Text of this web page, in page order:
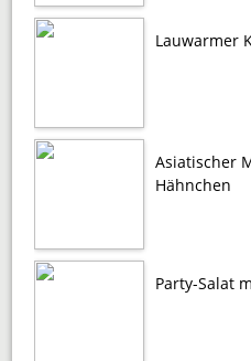
Lauwarmer
Asiatischer
Hähnchen
Party-Salat